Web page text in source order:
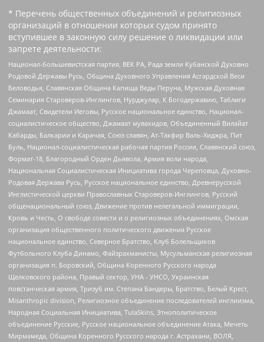
* Перечень общественных объединений и религиозных
организаций в отношении которых судом принято
вступившее в законную силу решение о ликвидации или
запрете деятельности:
Национал-большевистская партия, ВЕК РА, Рада земли Кубанской Духовно
Родовой Державы Русь, Община Духовного Управления Асгардской Веси
Беловодья, Славянская Община Капища Веды Перуна, Мужская Духовная
Семинария Староверов-Инглингов, Нурджулар, К Богодержавию, Таблиги
Джамаат, Свидетели Иеговы, Русское национальное единство, Национал-
социалистическое общество, Джамаат мувахидов, Объединенный Вилайат
Кабарды, Балкарии и Карачая, Союз славян, Ат-Такфир Валь-Хиджра, Пит
Буль, Национал-социалистическая рабочая партия России, Славянский союз,
Формат-18, Благородный Орден Дьявола, Армия воли народа,
Национальная Социалистическая Инициатива города Череповца, Духовно-
Родовая Держава Русь, Русское национальное единство, Древнерусской
Инглистической церкви Православных Староверов-Инглингов, Русский
общенациональный союз, Движение против нелегальной иммиграции,
Кровь и Честь, О свободе совести и о религиозных объединениях, Омская
организация общественного политического движения Русское
национальное единство, Северное Братство, Клуб Болельщиков
Футбольного Клуба Динамо, Файзрахманисты, Мусульманская религиозная
организация п. Боровский, Община Коренного Русского народа
Щелковского района, Правый сектор, УНА - УНСО, Украинская
повстанческая армия, Тризуб им. Степана Бандеры, Братство, Белый Крест,
Misanthropic division, Религиозное объединение последователей инглиизма,
Народная Социальная Инициатива, TulaSkins, Этнополитическое
объединение Русские, Русское национальное объединение Атака, Мечеть
Мирмамеда, Община Коренного Русского народа г. Астрахани, ВОЛЯ,